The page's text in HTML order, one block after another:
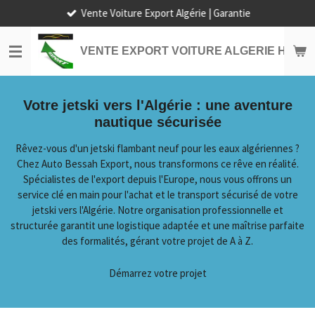
au
contenu
principal
VENTE EXPORT VOITURE ALGERIE HORS
Vente Voiture Export Algérie | Garantie
Votre jetski vers l'Algérie : une aventure
nautique sécurisée
Rêvez-vous d'un jetski flambant neuf pour les eaux algériennes ?
Chez Auto Bessah Export, nous transformons ce rêve en réalité.
Spécialistes de l'export depuis l'Europe, nous vous offrons un
service clé en main pour l'achat et le transport sécurisé de votre
jetski vers l'Algérie. Notre organisation professionnelle et
structurée garantit une logistique adaptée et une maîtrise parfaite
des formalités, gérant votre projet de A à Z.
Démarrez votre projet